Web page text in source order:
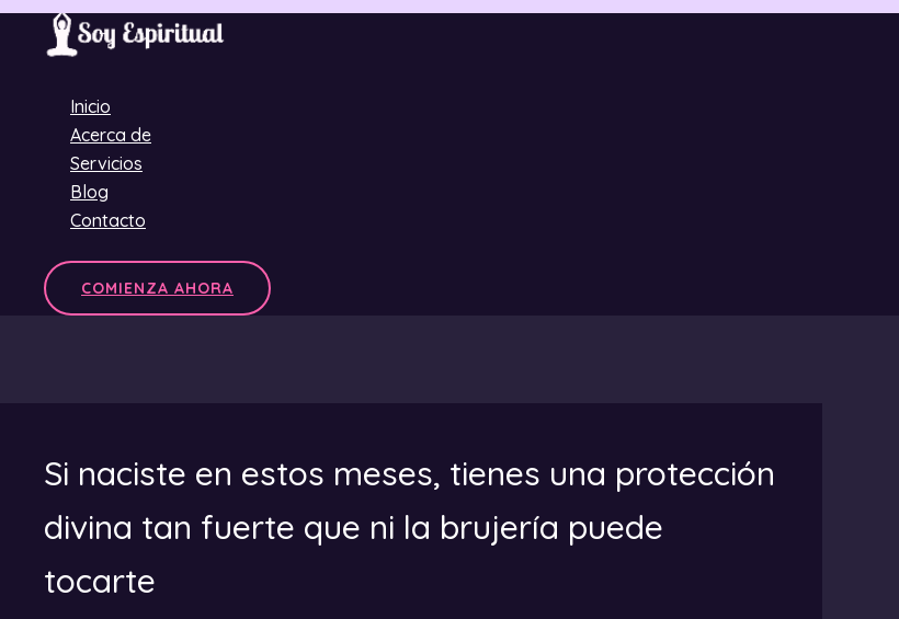
Ir
Inicio
Acerca de
Servicios
Blog
Contacto
COMIENZA AHORA
Si naciste en estos meses, tienes una protección
divina tan fuerte que ni la brujería puede
tocarte